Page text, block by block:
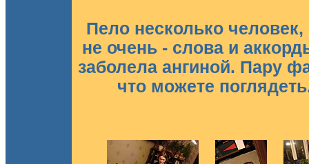
Пело несколько человек,
не очень - слова и
заболела ангиной. Пару
что можете